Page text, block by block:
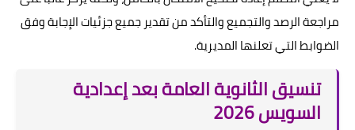
مراجعة الرصد والتجميع والتأكد من تقدير جميع جزئيات الإجابة وفق
الضوابط التي تعلنها المديرية.
تنسيق الثانوية العامة بعد إعدادية
السويس 2026